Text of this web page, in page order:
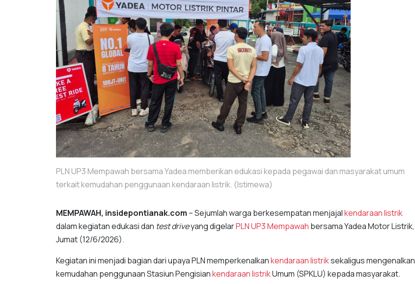
PLN UP3 Mempawah bersama Yadea memberikan edukasi kepada pegawai dan masyarakat umum
terkait kemudahan penggunaan kendaraan listrik. (Istimewa)
MEMPAWAH, insidepontianak.com – Sejumlah warga berkesempatan menjajalkendaraan listrik
dalam kegiatan edukasi dan test driveyang digelarPLN UP3 Mempawah bersama Yadea Motor Listrik,
Jumat (12/6/2026).
Kegiatan ini menjadi bagian dari upaya PLN memperkenalkankendaraan listriksekaligus mengenalkan
kemudahan penggunaan Stasiun Pengisiankendaraan listrikUmum (SPKLU) kepada masyarakat.